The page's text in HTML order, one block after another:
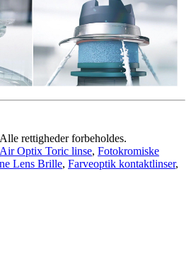
rettigheder forbeholdes.
Air Optix Toric linse, Fotokromiske
Lens Brille, Farveoptik kontaktlinser,